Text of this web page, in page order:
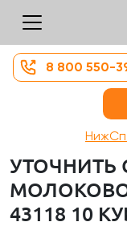
8 800 550-
УТОЧНИТЬ
43118 10